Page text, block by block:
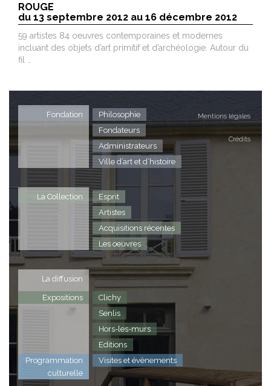
ROUGE
du 13 septembre 2012 au 16 décembre 2012
59 artistes 84 oeuvres contemporaines et modernes
incluant des objets d’art primitif et d’archéologie. Autour du
fil …
Mentions légales
Crédits
Fondation
Philosophie
Fondateurs
Administrateurs
Ville d’art et d’histoire
La Collection
Esprit
Artistes
Acquisitions récentes
Les oeuvres
La diffusion
Expositions
Clichy
Senlis
Hors-les-murs
Editions
Programmation
culturelle
Visites et évènements